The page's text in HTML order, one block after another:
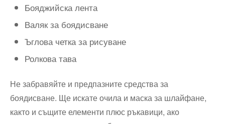
Бояджийска лента
Валяк за боядисване
Ъглова четка за рисуване
Ролкова тава
Не забравяйте и предпазните средства за
боядисване. Ще искате очила и маска за шлайфане,
както и същите елементи плюс ръкавици, ако